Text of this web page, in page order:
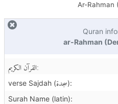
Ar-Rahman
Quran
ar-Rahman
القرآن الكريم:
verse Sajdah (سجدة):
Surah Name (latin):